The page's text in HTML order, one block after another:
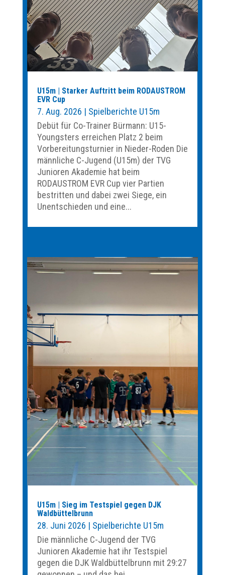
U15m | Starker Auftritt beim RODAUSTROM
EVR Cup
7. Aug. 2026 | Spielberichte U15m
Debüt für Co-Trainer Bürmann: U15-
Youngsters erreichen Platz 2 beim
Vorbereitungsturnier in Nieder-Roden Die
männliche C-Jugend (U15m) der TVG
Junioren Akademie hat beim
RODAUSTROM EVR Cup vier Partien
bestritten und dabei zwei Siege, ein
Unentschieden und eine...
U15m | Sieg im Testspiel gegen DJK
Waldbüttelbrunn
28. Juni 2026 | Spielberichte U15m
Die männliche C-Jugend der TVG
Junioren Akademie hat ihr Testspiel
gegen die DJK Waldbüttelbrunn mit 29:27